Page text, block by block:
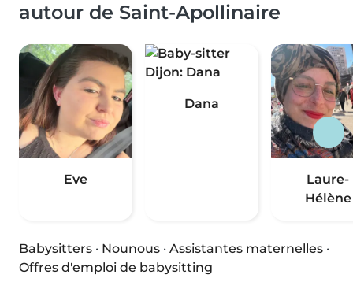
autour de Saint-Apollinaire
Eve
Dana
Laure-
Hélène
Babysitters · Nounous · Assistantes maternelles ·
Offres d'emploi de babysitting